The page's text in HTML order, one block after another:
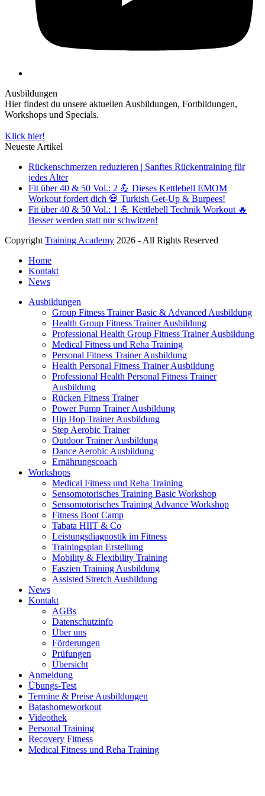
Ausbildungen
Hier findest du unsere aktuellen Ausbildungen, Fortbildungen,
Workshops und Specials.
Klick hier!
Neueste Artikel
Rückenschmerzen reduzieren | Sanftes Rückentraining für
jedes Alter
Fit über 40 & 50 Vol.: 2 💪 Dieses Kettlebell EMOM
Workout fordert dich 💀 Turkish Get-Up & Burpees!
Fit über 40 & 50 Vol.: 1 💪 Kettlebell Technik Workout 🔥
Besser werden statt nur schwitzen!
Copyright Training Academy 2026 - All Rights Reserved
Home
Kontakt
News
Ausbildungen
Group Fitness Trainer Basic & Advanced Ausbildung
Health Group Fitness Trainer Ausbildung
Professional Health Group Fitness Trainer Ausbildung
Medical Fitness und Reha Training
Personal Fitness Trainer Ausbildung
Health Personal Fitness Trainer Ausbildung
Professional Health Personal Fitness Trainer
Ausbildung
Rücken Fitness Trainer
Power Pump Trainer Ausbildung
Hip Hop Trainer Ausbildung
Step Aerobic Trainer
Outdoor Trainer Ausbildung
Dance Aerobic Ausbildung
Ernährungscoach
Workshops
Medical Fitness und Reha Training
Sensomotorisches Training Basic Workshop
Sensomotorisches Training Advance Workshop
Fitness Boot Camp
Tabata HIIT & Co
Leistungsdiagnostik im Fitness
Trainingsplan Erstellung
Mobility & Flexibility Training
Faszien Training Ausbildung
Assisted Stretch Ausbildung
News
Kontakt
AGBs
Datenschutzinfo
Über uns
Förderungen
Prüfungen
Übersicht
Anmeldung
Übungs-Test
Termine & Preise Ausbildungen
Batashomeworkout
Videothek
Personal Training
Recovery Fitness
Medical Fitness und Reha Training